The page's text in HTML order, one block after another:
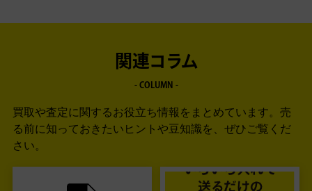
関連コラム
- COLUMN -
買取や査定に関するお役立ち情報をまとめています。 売
る前に知っておきたいヒントや豆知識を、ぜひご覧くだ
さい。